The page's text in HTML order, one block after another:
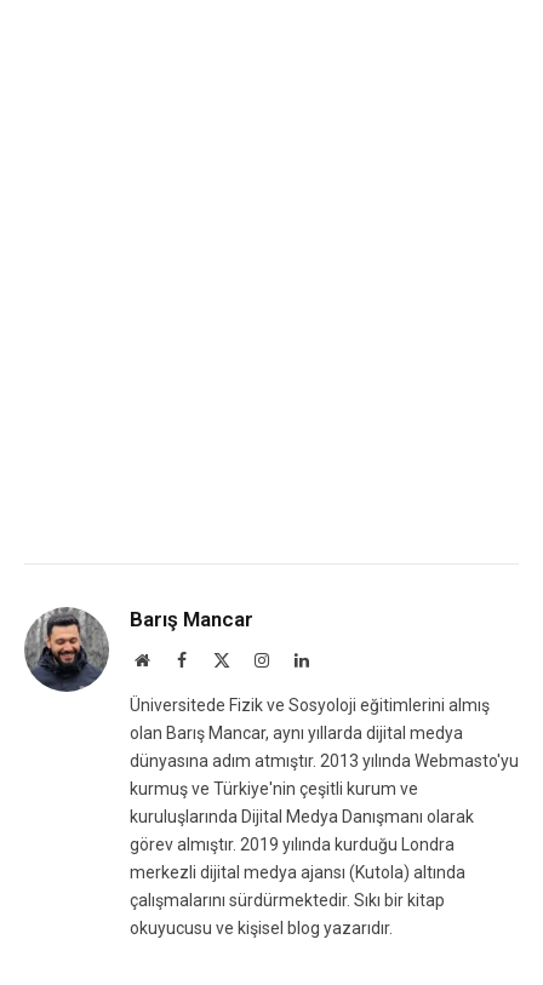
Barış Mancar
WebsiteFacebook InstagramLinkedIn
Üniversitede Fizik ve Sosyoloji eğitimlerini almış
olan Barış Mancar, aynı yıllarda dijital medya
dünyasına adım atmıştır. 2013 yılında Webmasto'yu
kurmuş ve Türkiye'nin çeşitli kurum ve
kuruluşlarında Dijital Medya Danışmanı olarak
görev almıştır. 2019 yılında kurduğu Londra
merkezli dijital medya ajansı (Kutola) altında
çalışmalarını sürdürmektedir. Sıkı bir kitap
okuyucusu ve kişisel blog yazarıdır.